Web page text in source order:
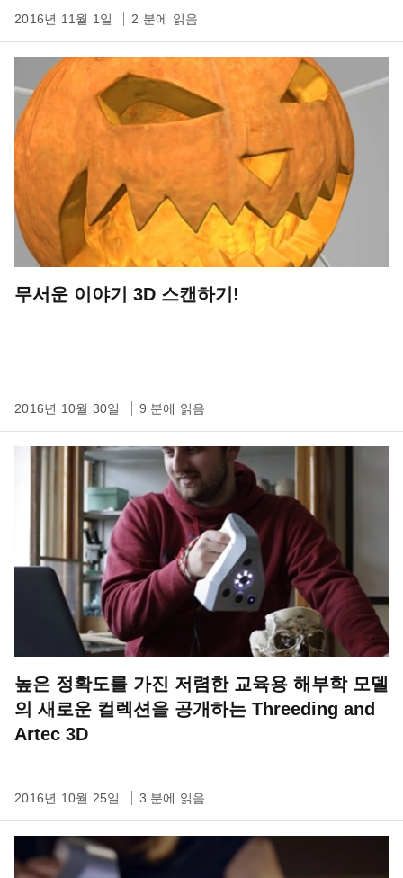
2016년 11월 1일 2 분에 읽음
무서운 이야기 3D 스캔하기!
2016년 10월 30일 9 분에 읽음
높은 정확도를 가진 저렴한 교육용 해부학 모델
의 새로운 컬렉션을 공개하는 Threeding and
Artec 3D
2016년 10월 25일 3 분에 읽음